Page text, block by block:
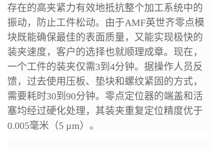
存在的高夹紧力有效地抵抗整个加工系统中的
振动，防止工件松动。由于AMF英世齐零点模
块既能确保最佳的表面质量，又能实现极快的
装夹速度，客户的选择也就顺理成章。现在，
一个工件的装夹仅需3到4分钟。据操作人员反
馈，过去使用压板、垫块和螺纹紧固的方式，
需要耗时30到90分钟。零点定位器的端盖和活
塞均经过硬化处理，其装夹重复定位精度优于
0.005毫米（5 µm）。